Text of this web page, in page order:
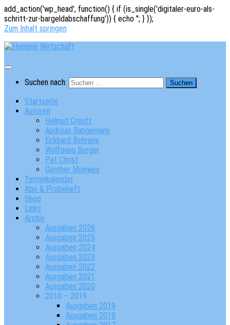
add_action('wp_head', function() { if (is_single('digitaler-euro-als-
schritt-zur-bargeldabschaffung')) { echo ''; } });
Zum Inhalt springen
Suchen nach:
Startseite
Autoren
Helmut Creutz
Andreas Bangemann
Eckhard Behrens
Wolfgang Berger
Pat Christ
Günther Moewes
Terminkalender
Abo & Probeheft
Shop
Links
Archiv
Ausgaben 2026
Ausgaben 2025
Ausgaben 2024
Ausgaben 2023
Ausgaben 2022
Ausgaben 2021
Ausgaben 2020
2010 – 2019
Ausgaben 2019
Ausgaben 2018